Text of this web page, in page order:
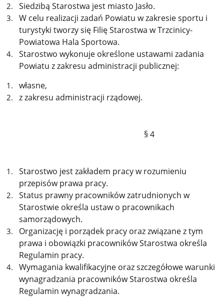
Siedzibą Starostwa jest miasto Jasło.
W celu realizacji zadań Powiatu w zakresie sportu i
turystyki tworzy się Filię Starostwa w Trzcinicy-
Powiatowa Hala Sportowa.
Starostwo wykonuje określone ustawami zadania
Powiatu z zakresu administracji publicznej:
własne,
z zakresu administracji rządowej.
§ 4
Starostwo jest zakładem pracy w rozumieniu
przepisów prawa pracy.
Status prawny pracowników zatrudnionych w
Starostwie określa ustaw o pracownikach
samorządowych.
Organizację i porządek pracy oraz związane z tym
prawa i obowiązki pracowników Starostwa określa
Regulamin pracy.
Wymagania kwalifikacyjne oraz szczegółowe warunki
wynagradzania pracowników Starostwa określa
Regulamin wynagradzania.